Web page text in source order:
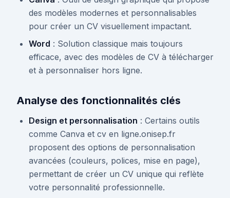
des modèles modernes et personnalisables
pour créer un CV visuellement impactant.
Word : Solution classique mais toujours
efficace, avec des modèles de CV à télécharger
et à personnaliser hors ligne.
Analyse des fonctionnalités clés
Design et personnalisation : Certains outils
comme Canva et cv en ligne.onisep.fr
proposent des options de personnalisation
avancées (couleurs, polices, mise en page),
permettant de créer un CV unique qui reflète
votre personnalité professionnelle.